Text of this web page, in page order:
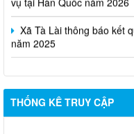
Xã Tà Lài thông báo kết
năm 2025
THỐNG KÊ TRUY CẬP